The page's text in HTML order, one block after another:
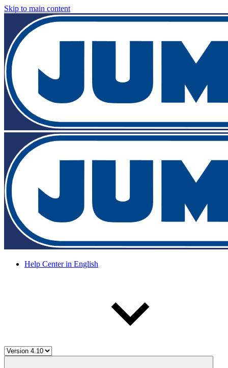
Skip to main content
Help Center in English